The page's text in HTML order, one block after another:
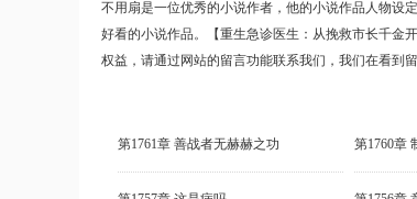
不用扇是一位优秀的小说作者，他的小说作品人物设
好看的小说作品。【重生急诊医生：从挽救市长千金
权益，请通过网站的留言功能联系我们，我们在看到留
第1761章 善战者无赫赫之功 第1760章